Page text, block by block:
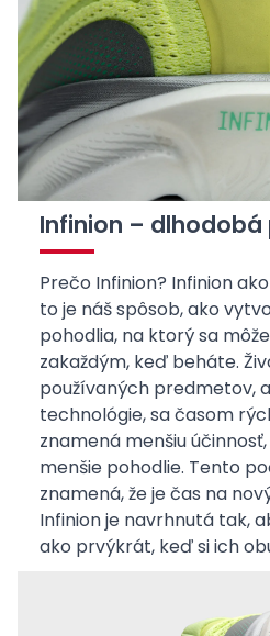
Infinion –
Prečo Infinion? Infinion
to je náš spôsob, ako
pohodlia, na ktorý sa
zakaždým, keď beháte.
používaných predmetov,
technológie, sa časom
znamená menšiu
menšie pohodlie. Tento
znamená, že je čas na
Infinion je navrhnutá tak,
ako prvýkrát, keď si ich
prieskumom týkajúcim
servisu, alebo na
personalizovaných a
reklám (profilovanie
Politikou ochrany
Cookies. Môžete určiť
uchovávania alebo
cookies vo Vašom
túto skutočnosť potvrdili,
nastavenia cookies.
SPRAVOVAŤ